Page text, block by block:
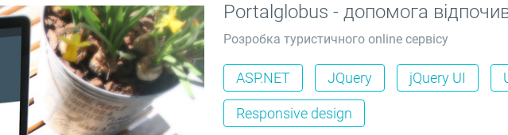
Portalglobus - допомога
Розробка туристичного online сервісу
ASP.NET JQuery jQuery UI
Responsive design